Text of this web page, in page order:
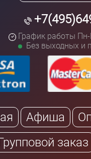
График работы Пн-
Без выходных и
Афиша
заказ